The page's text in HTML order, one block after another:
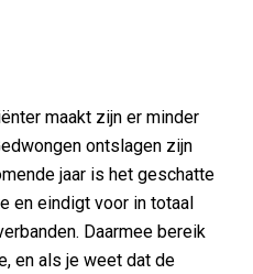
maakt zijn er minder
ontslagen zijn
jaar is het geschatte
en eindigt voor in totaal
Daarmee bereik
en als je weet dat de